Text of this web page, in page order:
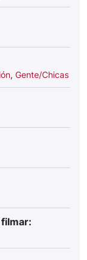
, Gente/Chicas